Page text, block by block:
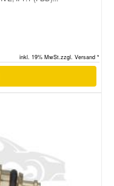
inkl. 19% MwSt.zzgl. Versand *